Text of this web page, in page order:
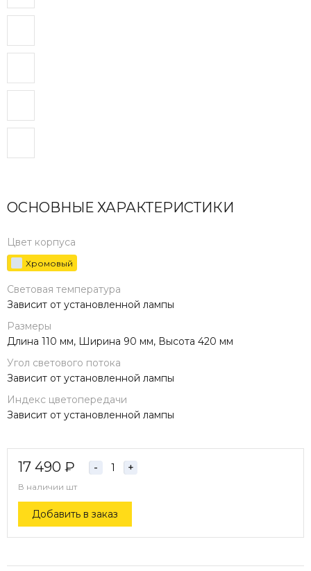
ОСНОВНЫЕ ХАРАКТЕРИСТИКИ
Цвет корпуса
Хромовый
Световая температура
Зависит от установленной лампы
Размеры
Длина 110 мм, Ширина 90 мм, Высота 420 мм
Угол светового потока
Зависит от установленной лампы
Индекс цветопередачи
Зависит от установленной лампы
17 490 ₽ - +
В наличии шт
Добавить в заказ